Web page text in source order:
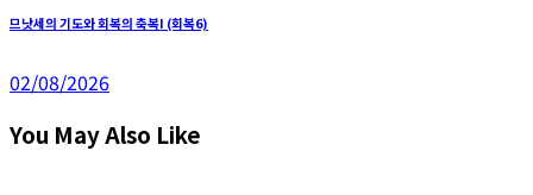
므낫세의 기도와 회복의 축복I (회복6)
02/08/2026
You May Also Like